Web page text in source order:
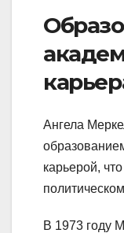
Ангела
карьерой,
В 1973 году